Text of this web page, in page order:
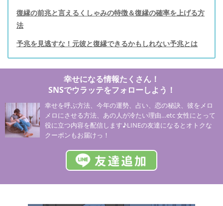
復縁の前兆と言えるくしゃみの特徴＆復縁の確率を上げる方
法
予兆を見逃すな！元彼と復縁できるかもしれない予兆とは
幸せになる情報たくさん！
SNSでウラッテをフォローしよう！
幸せを呼ぶ方法、今年の運勢、占い、恋の秘訣、彼をメロ
メロにさせる方法、あの人が冷たい理由…etc 女性にとって
役に立つ内容を配信します♪LINEの友達になるとオトクな
クーポンもお届けっ！